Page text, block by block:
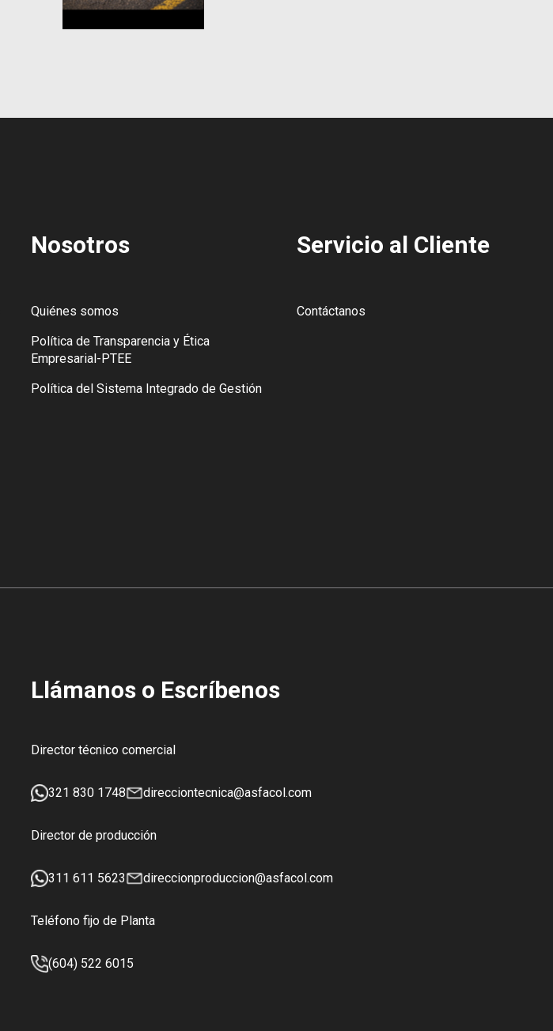
Nosotros
Quiénes somos
Política de Transparencia y Ética
Empresarial-PTEE
Política del Sistema Integrado de Gestión
Servicio al Cliente
Contáctanos
Llámanos o Escríbenos
Director técnico comercial
321 830 1748 direcciontecnica@asfacol.com
Director de producción
311 611 5623 direccionproduccion@asfacol.com
Teléfono fijo de Planta
(604) 522 6015